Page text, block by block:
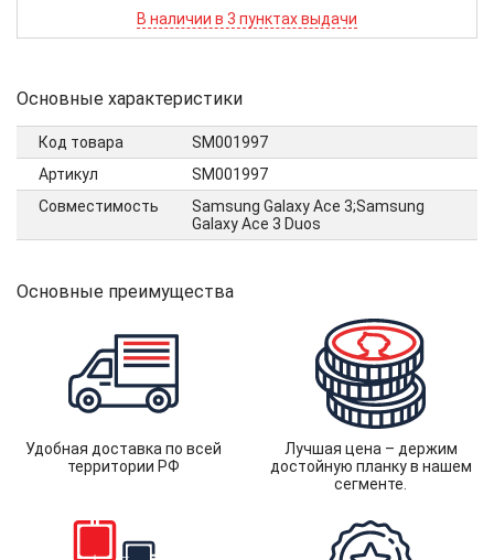
В наличии в 3 пунктах выдачи
Основные характеристики
Код товара
SM001997
Артикул
SM001997
Совместимость
Samsung Galaxy Ace 3;Samsung
Galaxy Ace 3 Duos
Основные преимущества
Удобная доставка по всей
территории РФ
Лучшая цена – держим
достойную планку в нашем
сегменте.